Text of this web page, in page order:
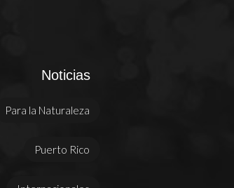
Noticias
Para la Naturaleza
Puerto Rico